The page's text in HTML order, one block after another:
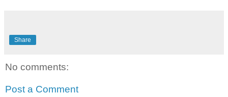
Share
No comments:
Post a Comment